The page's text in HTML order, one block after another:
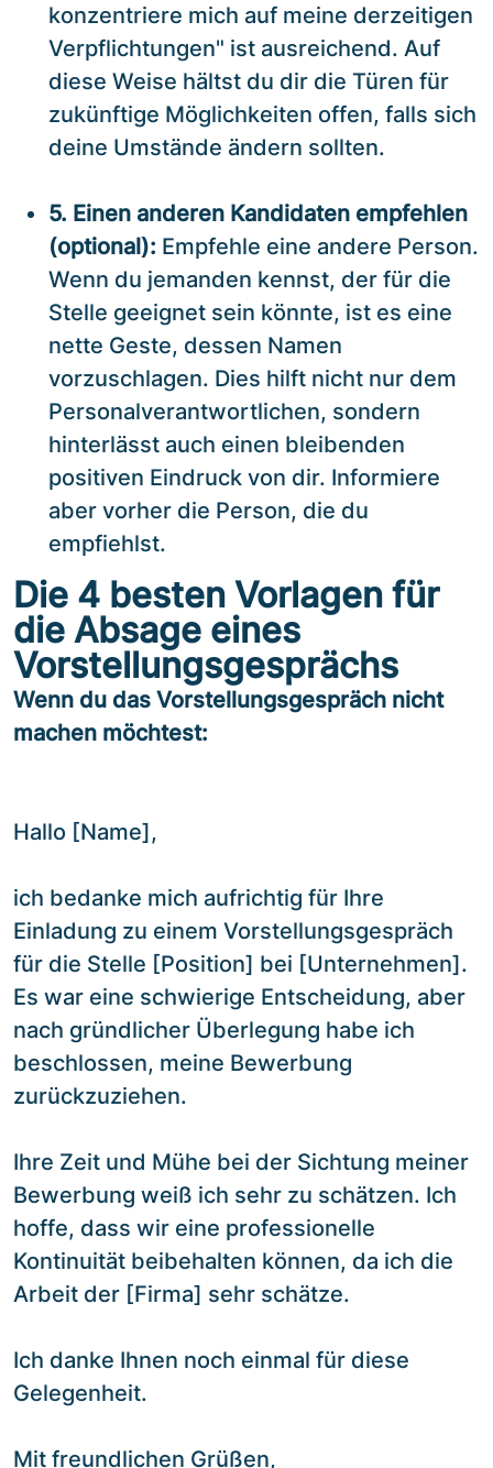
konzentriere mich auf meine derzeitigen
Verpflichtungen" ist ausreichend. Auf
diese Weise hältst du dir die Türen für
zukünftige Möglichkeiten offen, falls sich
deine Umstände ändern sollten.
5. Einen anderen Kandidaten empfehlen
(optional): Empfehle eine andere Person.
Wenn du jemanden kennst, der für die
Stelle geeignet sein könnte, ist es eine
nette Geste, dessen Namen
vorzuschlagen. Dies hilft nicht nur dem
Personalverantwortlichen, sondern
hinterlässt auch einen bleibenden
positiven Eindruck von dir. Informiere
aber vorher die Person, die du
empfiehlst.
Die 4 besten Vorlagen für
die Absage eines
Vorstellungsgesprächs
Wenn du das Vorstellungsgespräch nicht
machen möchtest:
Hallo [Name],
ich bedanke mich aufrichtig für Ihre
Einladung zu einem Vorstellungsgespräch
für die Stelle [Position] bei [Unternehmen].
Es war eine schwierige Entscheidung, aber
nach gründlicher Überlegung habe ich
beschlossen, meine Bewerbung
zurückzuziehen.
Ihre Zeit und Mühe bei der Sichtung meiner
Bewerbung weiß ich sehr zu schätzen. Ich
hoffe, dass wir eine professionelle
Kontinuität beibehalten können, da ich die
Arbeit der [Firma] sehr schätze.
Ich danke Ihnen noch einmal für diese
Gelegenheit.
Mit freundlichen Grüßen,